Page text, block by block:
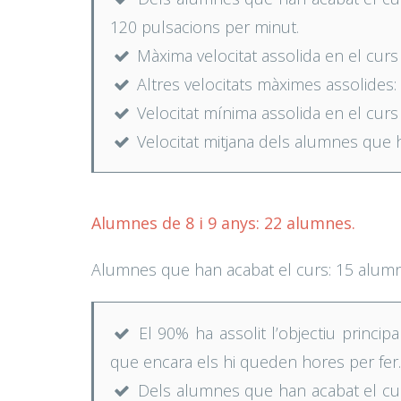
120 pulsacions per minut.
Màxima velocitat assolida en el
Altres velocitats màximes
Velocitat mínima assolida en el
Velocitat mitjana dels alumnes que
Alumnes de 8 i 9 anys: 22 alumnes.
Alumnes que han acabat el curs: 15
El 90% ha assolit l’objectiu
que encara els hi queden hores per fer.
Dels alumnes que han acabat el